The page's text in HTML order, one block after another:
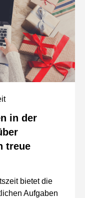
in der
treue
bietet die
Aufgaben